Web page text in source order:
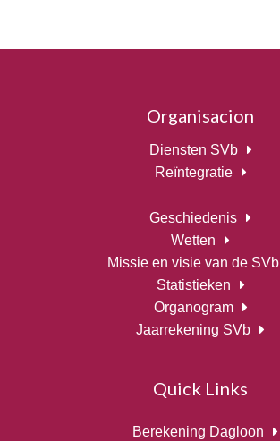
Organisacion
Diensten SVb
Reïntegratie
Geschiedenis
Wetten
Missie en visie van de SVb
Statistieken
Organogram
Jaarrekening SVb
Quick Links
Berekening Dagloon